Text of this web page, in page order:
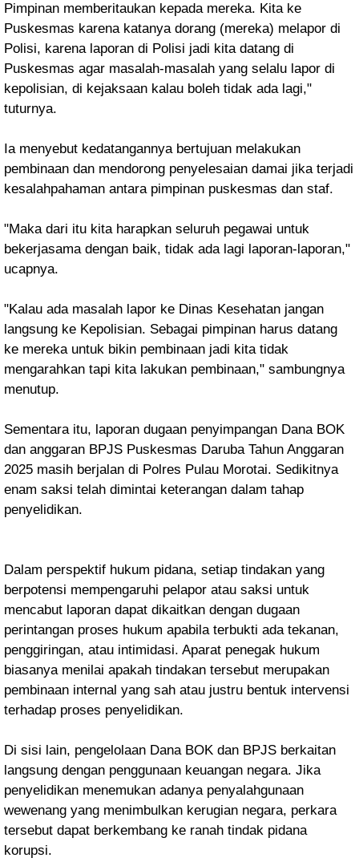
Pimpinan memberitaukan kepada mereka. Kita ke
Puskesmas karena katanya dorang (mereka) melapor di
Polisi, karena laporan di Polisi jadi kita datang di
Puskesmas agar masalah-masalah yang selalu lapor di
kepolisian, di kejaksaan kalau boleh tidak ada lagi,"
tuturnya.
Ia menyebut kedatangannya bertujuan melakukan
pembinaan dan mendorong penyelesaian damai jika terjadi
kesalahpahaman antara pimpinan puskesmas dan staf.
"Maka dari itu kita harapkan seluruh pegawai untuk
bekerjasama dengan baik, tidak ada lagi laporan-laporan,"
ucapnya.
"Kalau ada masalah lapor ke Dinas Kesehatan jangan
langsung ke Kepolisian. Sebagai pimpinan harus datang
ke mereka untuk bikin pembinaan jadi kita tidak
mengarahkan tapi kita lakukan pembinaan," sambungnya
menutup.
Sementara itu, laporan dugaan penyimpangan Dana BOK
dan anggaran BPJS Puskesmas Daruba Tahun Anggaran
2025 masih berjalan di Polres Pulau Morotai. Sedikitnya
enam saksi telah dimintai keterangan dalam tahap
penyelidikan.
Dalam perspektif hukum pidana, setiap tindakan yang
berpotensi mempengaruhi pelapor atau saksi untuk
mencabut laporan dapat dikaitkan dengan dugaan
perintangan proses hukum apabila terbukti ada tekanan,
penggiringan, atau intimidasi. Aparat penegak hukum
biasanya menilai apakah tindakan tersebut merupakan
pembinaan internal yang sah atau justru bentuk intervensi
terhadap proses penyelidikan.
Di sisi lain, pengelolaan Dana BOK dan BPJS berkaitan
langsung dengan penggunaan keuangan negara. Jika
penyelidikan menemukan adanya penyalahgunaan
wewenang yang menimbulkan kerugian negara, perkara
tersebut dapat berkembang ke ranah tindak pidana
korupsi.